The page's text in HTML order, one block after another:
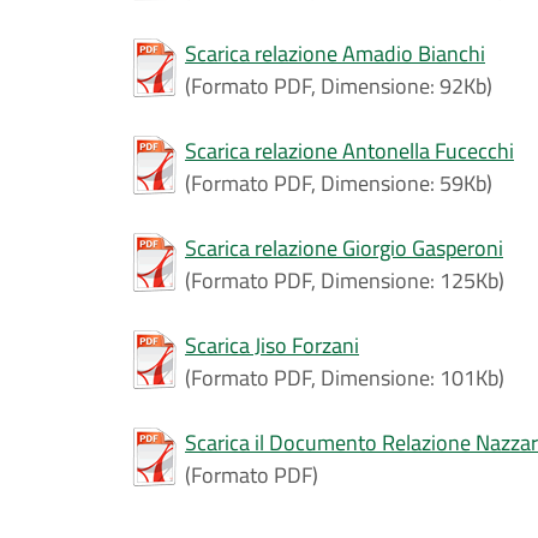
Scarica relazione Amadio Bianchi
(Formato PDF, Dimensione: 92Kb)
Scarica relazione Antonella Fucecchi
(Formato PDF, Dimensione: 59Kb)
Scarica relazione Giorgio Gasperoni
(Formato PDF, Dimensione: 125Kb)
Scarica Jiso Forzani
(Formato PDF, Dimensione: 101Kb)
Scarica il Documento Relazione
(Formato PDF)